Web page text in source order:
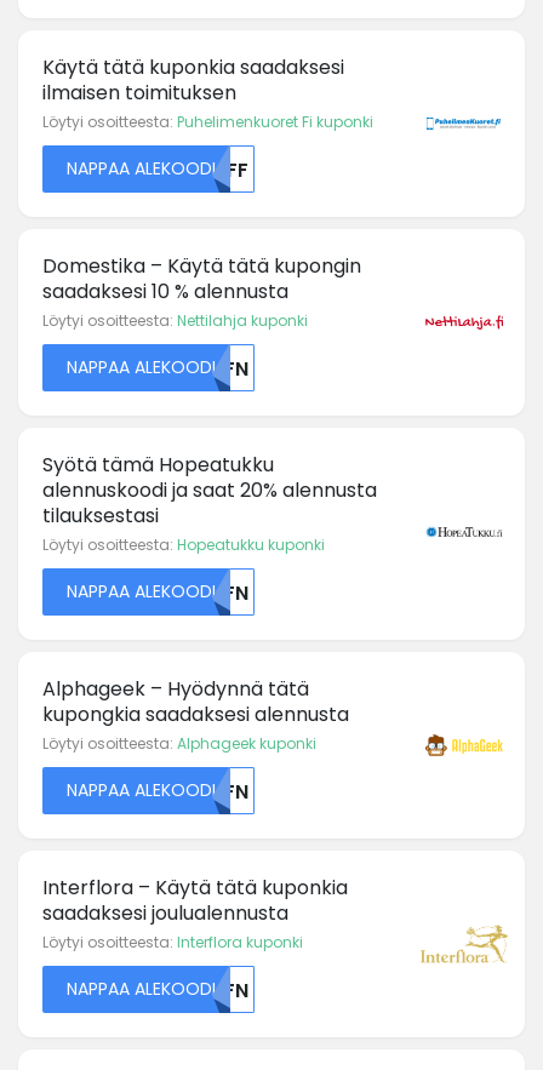
Käytä tätä kuponkia saadaksesi
ilmaisen toimituksen
Löytyi osoitteesta: Puhelimenkuoret Fi kuponki
NAPPAA ALEKOODITEFF
Domestika – Käytä tätä kupongin
saadaksesi 10 % alennusta
Löytyi osoitteesta: Nettilahja kuponki
NAPPAA ALEKOODIU0FN
Syötä tämä Hopeatukku
alennuskoodi ja saat 20% alennusta
tilauksestasi
Löytyi osoitteesta: Hopeatukku kuponki
NAPPAA ALEKOODIU0FN
Alphageek – Hyödynnä tätä
kupongkia saadaksesi alennusta
Löytyi osoitteesta: Alphageek kuponki
NAPPAA ALEKOODIU0FN
Interflora – Käytä tätä kuponkia
saadaksesi joulualennusta
Löytyi osoitteesta: Interflora kuponki
NAPPAA ALEKOODIU0FN